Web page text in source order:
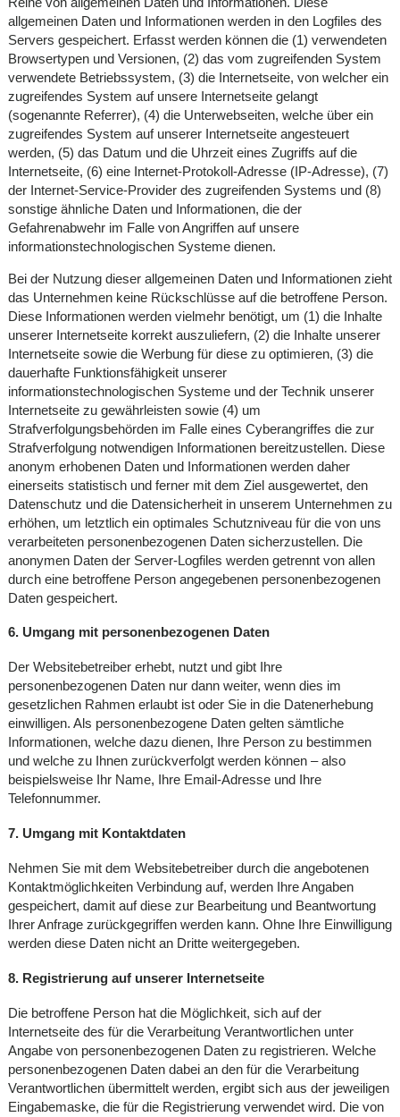
allgemeinen Daten und Informationen werden in den Logfiles des
Servers gespeichert. Erfasst werden können die (1) verwendeten
Browsertypen und Versionen, (2) das vom zugreifenden System
verwendete Betriebssystem, (3) die Internetseite, von welcher ein
zugreifendes System auf unsere Internetseite gelangt
(sogenannte Referrer), (4) die Unterwebseiten, welche über ein
zugreifendes System auf unserer Internetseite angesteuert
werden, (5) das Datum und die Uhrzeit eines Zugriffs auf die
Internetseite, (6) eine Internet-Protokoll-Adresse (IP-Adresse), (7)
der Internet-Service-Provider des zugreifenden Systems und (8)
sonstige ähnliche Daten und Informationen, die der
Gefahrenabwehr im Falle von Angriffen auf unsere
informationstechnologischen Systeme dienen.
Bei der Nutzung dieser allgemeinen Daten und Informationen zieht
das Unternehmen keine Rückschlüsse auf die betroffene Person.
Diese Informationen werden vielmehr benötigt, um (1) die Inhalte
unserer Internetseite korrekt auszuliefern, (2) die Inhalte unserer
Internetseite sowie die Werbung für diese zu optimieren, (3) die
dauerhafte Funktionsfähigkeit unserer
informationstechnologischen Systeme und der Technik unserer
Internetseite zu gewährleisten sowie (4) um
Strafverfolgungsbehörden im Falle eines Cyberangriffes die zur
Strafverfolgung notwendigen Informationen bereitzustellen. Diese
anonym erhobenen Daten und Informationen werden daher
einerseits statistisch und ferner mit dem Ziel ausgewertet, den
Datenschutz und die Datensicherheit in unserem Unternehmen zu
erhöhen, um letztlich ein optimales Schutzniveau für die von uns
verarbeiteten personenbezogenen Daten sicherzustellen. Die
anonymen Daten der Server-Logfiles werden getrennt von allen
durch eine betroffene Person angegebenen personenbezogenen
Daten gespeichert.
6. Umgang mit personenbezogenen Daten
Der Websitebetreiber erhebt, nutzt und gibt Ihre
personenbezogenen Daten nur dann weiter, wenn dies im
gesetzlichen Rahmen erlaubt ist oder Sie in die Datenerhebung
einwilligen. Als personenbezogene Daten gelten sämtliche
Informationen, welche dazu dienen, Ihre Person zu bestimmen
und welche zu Ihnen zurückverfolgt werden können – also
beispielsweise Ihr Name, Ihre Email-Adresse und Ihre
Telefonnummer.
7. Umgang mit Kontaktdaten
Nehmen Sie mit dem Websitebetreiber durch die angebotenen
Kontaktmöglichkeiten Verbindung auf, werden Ihre Angaben
gespeichert, damit auf diese zur Bearbeitung und Beantwortung
Ihrer Anfrage zurückgegriffen werden kann. Ohne Ihre Einwilligung
werden diese Daten nicht an Dritte weitergegeben.
8. Registrierung auf unserer Internetseite
Die betroffene Person hat die Möglichkeit, sich auf der
Internetseite des für die Verarbeitung Verantwortlichen unter
Angabe von personenbezogenen Daten zu registrieren. Welche
personenbezogenen Daten dabei an den für die Verarbeitung
Verantwortlichen übermittelt werden, ergibt sich aus der jeweiligen
Eingabemaske, die für die Registrierung verwendet wird. Die von